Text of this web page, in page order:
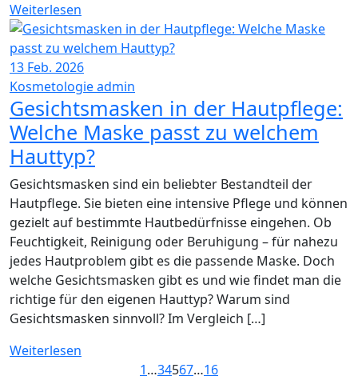
Weiterlesen
13 Feb. 2026
Kosmetologieadmin
Gesichtsmasken in der Hautpflege:
Welche Maske passt zu welchem
Hauttyp?
Gesichtsmasken sind ein beliebter Bestandteil der
Hautpflege. Sie bieten eine intensive Pflege und können
gezielt auf bestimmte Hautbedürfnisse eingehen. Ob
Feuchtigkeit, Reinigung oder Beruhigung – für nahezu
jedes Hautproblem gibt es die passende Maske. Doch
welche Gesichtsmasken gibt es und wie findet man die
richtige für den eigenen Hauttyp? Warum sind
Gesichtsmasken sinnvoll? Im Vergleich […]
Weiterlesen
1…34567…16